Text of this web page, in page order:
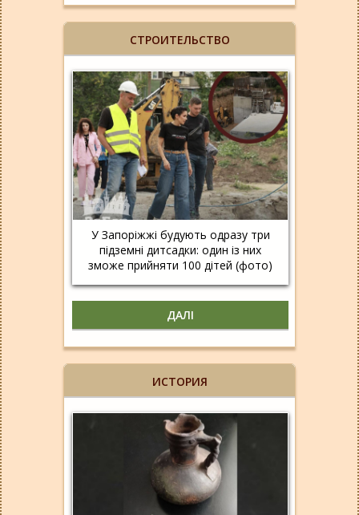
СТРОИТЕЛЬСТВО
У Запоріжжі будують одразу три
підземні дитсадки: один із них
зможе прийняти 100 дітей (фото)
ДАЛІ
ИСТОРИЯ